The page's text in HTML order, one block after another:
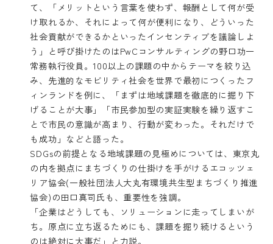
て、「メリットという言葉を使わず、報酬として何が受
け取れるか、それによって何が便利になり、どういった
社会貢献ができるかといったインセンティブを議論しよ
う」と呼び掛けたのはPwCコンサルティングの野口功一
常務執行役員。100以上の課題の中からテーマを絞り込
み、先進的なモビリティ社会を世界で最初につくったフ
ィンランドを例に、「まずは地域課題を徹底的に掘り下
げることが大事」「市民参加型の実証実験を繰り返すこ
とで市民の意識が高まり、行動が変わった。それだけで
も成功」などと語った。
SDGsの前提となる地域課題の見極めについては、東京丸
の内を拠点にまちづくりの仕掛けを手がけるエコッツェ
リア協会(一般社団法人大丸有環境共生型まちづくり推進
協会)の田口真司氏も、重要性を強調。
「企業はどうしても、ソリューションに走ってしまいが
ち。原点に立ち返るためにも、課題を掘り続けるという
のは絶対に大事だ」と力説。